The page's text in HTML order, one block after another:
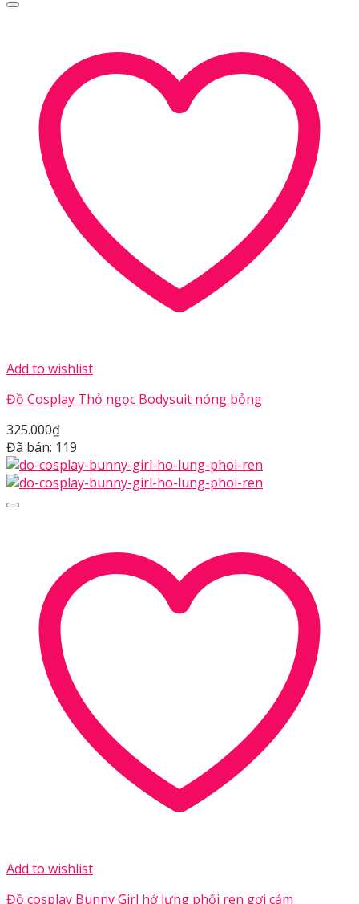
Add to wishlist
Đồ Cosplay Thỏ ngọc Bodysuit nóng bỏng
325.000₫
Đã bán: 119
Add to wishlist
Đồ cosplay Bunny Girl hở lưng phối ren gợi cảm